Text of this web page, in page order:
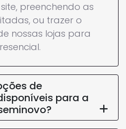
na garantia dos
da Barigüi?
seminovo?